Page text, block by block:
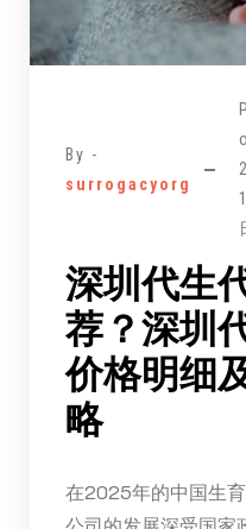
By -
surrogacyorg
深圳代生
荐？深圳
价格明细
略
在2025年的中国生